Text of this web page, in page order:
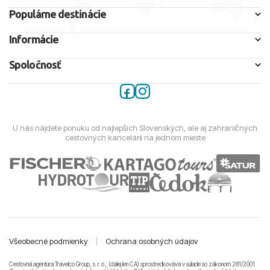
Elektrický prúd:
Jazyky:
Španielčina,
Katalánčina,
Baskičtina
Hlavné mesto: Madrid
Populárne destinácie
Informácie
Spoločnosť
U nás nájdete ponuku od najlepších Slovenských, ale aj zahraničných
cestovných kancelárií na jednom mieste
Všeobecné podmienky Ochrana osobných údajov
Cestovná agentúra Travelco Group, s. r. o., (ďalej len CA) sprostredkováva v súlade so zákonom 281/2001